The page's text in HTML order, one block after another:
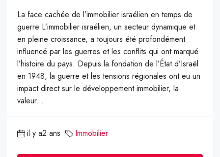
La face cachée de l’immobilier israélien en temps de
guerre L’immobilier israélien, un secteur dynamique et
en pleine croissance, a toujours été profondément
influencé par les guerres et les conflits qui ont marqué
l’histoire du pays. Depuis la fondation de l’État d’Israël
en 1948, la guerre et les tensions régionales ont eu un
impact direct sur le développement immobilier, la
valeur...
il y a2 ans Immobilier